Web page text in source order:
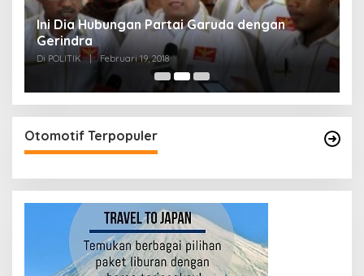
Ini Dia Hubungan Partai Garuda dengan
Gerindra
Di POLITIK | Februari 19, 2018
Otomotif Terpopuler